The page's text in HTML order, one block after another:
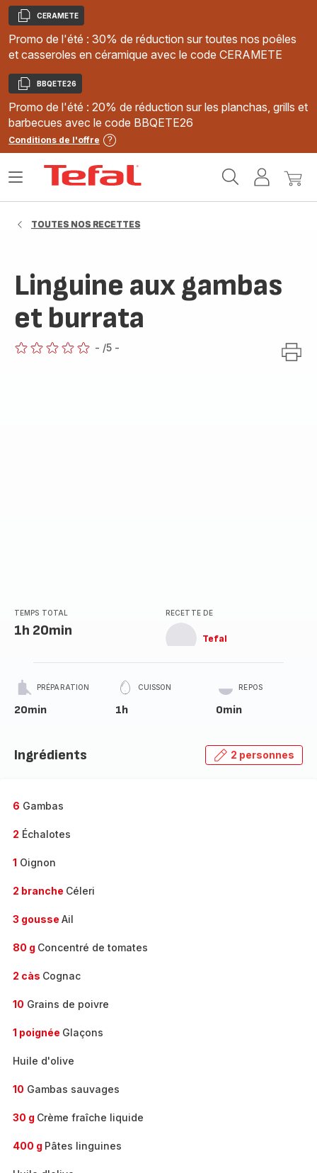
Copier
CERAMETE
Promo de l'été : 30% de réduction sur toutes nos poêles
et casseroles en céramique avec le code CERAMETE
Copier
BBQETE26
Promo de l'été : 20% de réduction sur les planchas, grills et
barbecues avec le code BBQETE26
Conditions de l'offre
MonMon
Ouvrir
TOUTES NOS RECETTES
Linguine aux gambas
et burrata
- /5 -
TEMPS TOTAL
1h 20min
RECETTE DE
Tefal
PRÉPARATION
20min
CUISSON
1h
REPOS
0min
Ingrédients 2 personnes
6 Gambas
2 Échalotes
1 Oignon
2 branche Céleri
3 gousse Ail
80 g Concentré de tomates
2 càs Cognac
10 Grains de poivre
1 poignée Glaçons
Huile d'olive
10 Gambas sauvages
30 g Crème fraîche liquide
400 g Pâtes linguines